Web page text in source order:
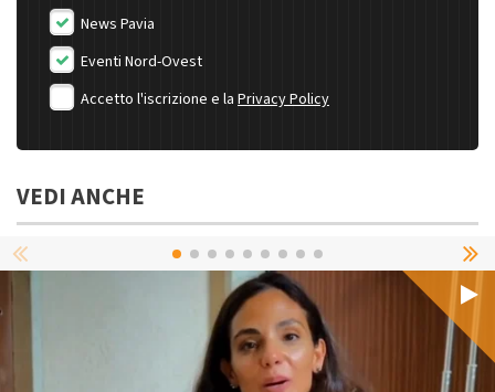
News Pavia
Eventi Nord-Ovest
Accetto l'iscrizione e la Privacy Policy
VEDI ANCHE